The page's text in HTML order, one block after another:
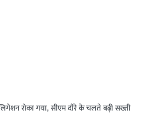
रोका गया, सीएम दौरे के चलते बढ़ी सख्ती